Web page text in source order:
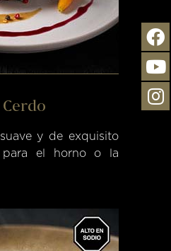
y de exquisito
para el horno o la